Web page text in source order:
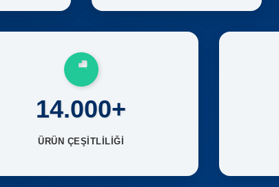
14.000+
ÜRÜN ÇEŞİTLİLİĞİ